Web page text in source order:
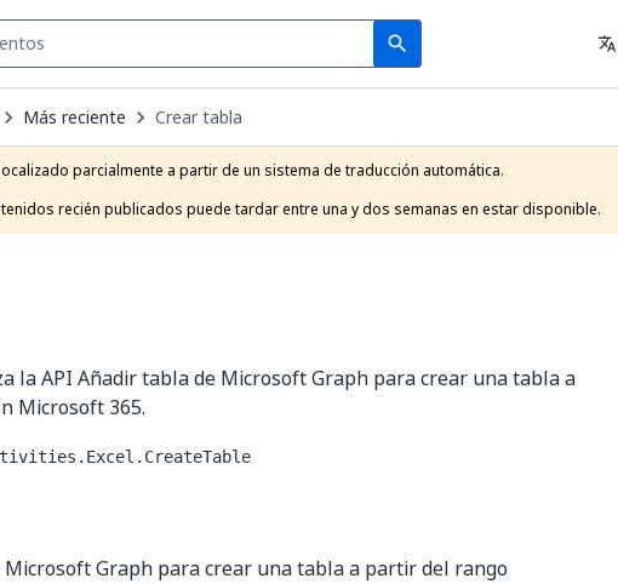
search
Search
translate
Más reciente Crear tabla
parcialmente a partir de un sistema de traducción automática.
recién publicados puede tardar entre una y dos semanas en estar disponible.
la API Añadir tabla de Microsoft Graph para crear una tabla a
Microsoft 365.
Microsoft Graph para crear una tabla a partir del rango